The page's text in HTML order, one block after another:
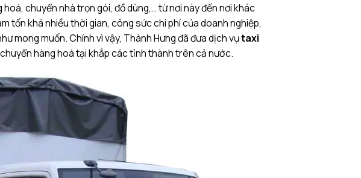
chuyển nhà trọn gói, đồ dùng,… từ nơi này đến nơi khác
tốn khá nhiều thời gian, công sức chi phí của doanh nghiệp,
mong muốn. Chính vì vậy, Thành Hưng đã đưa dịch vụtaxi
hàng hoá tại khắp các tỉnh thành trên cả nước.